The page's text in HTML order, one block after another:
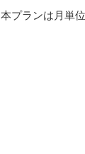
本プランは月単